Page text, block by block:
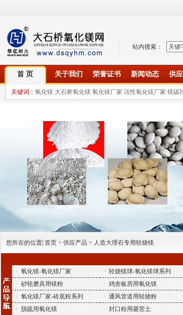
站内搜索：
首 页 关于我们 荣誉证书 新闻动态 供
关键词： 氧化镁 大石桥氧化镁 氧化镁厂家 活性氧化镁厂家 镁
您所在的位置| 首页 > 供应产品 > 人造大理石专用轻烧镁
· 氧化镁-氧化镁厂家 · 轻烧镁球-氧化镁球系列
· 砂轮磨具用镁粉 · 鸡舍板房用氧化镁
· 氧化镁厂家-砖底粉系列 · 通风管道用轻烧粉
·
脱硫用氧化镁 · 封口粉用菱苦土